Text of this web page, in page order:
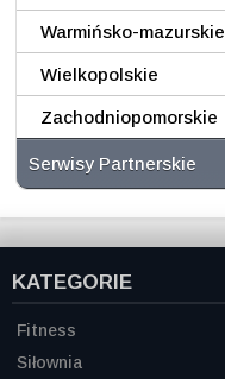
Warmińsko-mazurskie
Wielkopolskie
Zachodniopomorskie
Serwisy Partnerskie
KATEGORIE
Fitness
Siłownia